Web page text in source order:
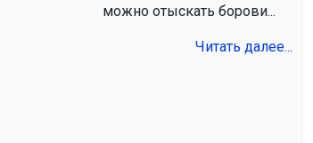
можно отыскать борови...
Читать далее...